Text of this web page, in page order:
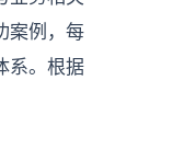
案例，每
系。根据